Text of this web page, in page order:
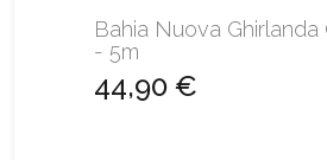
Bahia Nuova Ghirlanda
- 5m
44,90 €